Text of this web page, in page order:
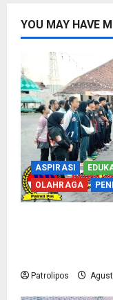
YOU MAY HAVE
ASPIRASI
OLAHRAGA
Patrolipos